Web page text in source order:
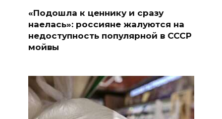
«Подошла к ценнику и сразу
наелась»: россияне жалуются на
недоступность популярной в СССР
мойвы